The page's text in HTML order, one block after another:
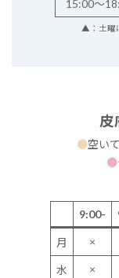
15:00～
▲：土曜
皮
●空い
●
9:00-
月 ×
水 ×